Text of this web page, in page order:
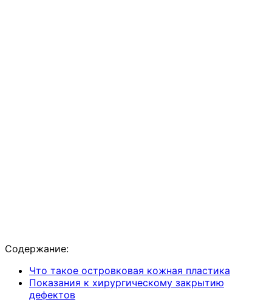
Содержание:
Что такое островковая кожная пластика
Показания к хирургическому закрытию
дефектов